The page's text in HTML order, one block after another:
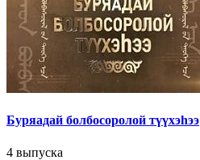
Буряадай болбосоролой түүхэhээ
4 выпуска